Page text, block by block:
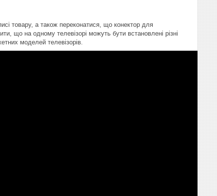
товару, а також переконатися, що конектор для
що на одному телевізорі можуть бути встановлені різні
моделей телевізорів.